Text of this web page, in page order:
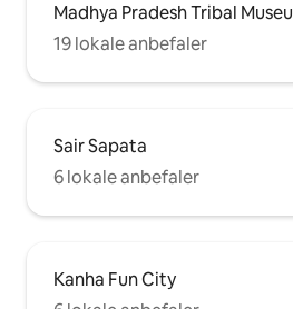
Madhya Pradesh Tribal
19 lokale anbefaler
Sair Sapata
6 lokale anbefaler
Kanha Fun City